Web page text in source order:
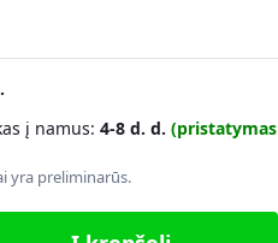
į namus:4-8 d. d. (pristatymas
yra preliminarūs.